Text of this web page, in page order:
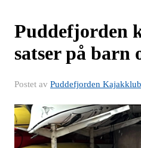
Puddefjorden
satser på barn
Postet av Puddefjorden